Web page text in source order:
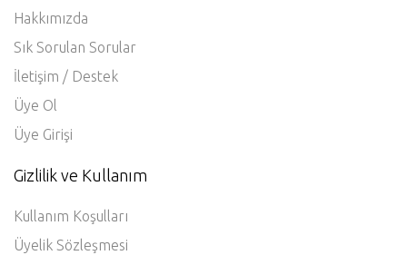
Hakkımızda
Sık Sorulan Sorular
İletişim / Destek
Üye Ol
Üye Girişi
Gizlilik ve Kullanım
Kullanım Koşulları
Üyelik Sözleşmesi